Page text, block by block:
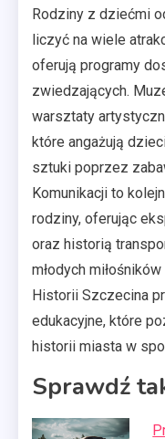
Rodziny z dziećmi
liczyć na wiele
oferują programy
zwiedzających.
warsztaty
które angażują
sztuki poprzez
Komunikacji to
rodziny, oferując
oraz historią
młodych
Historii Szczecina
edukacyjne, które
historii miasta w
Sprawdź